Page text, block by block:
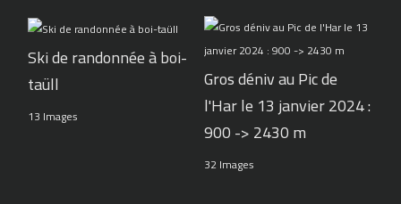
Ski de randonnée à boi-
taüll
13 Images
Gros déniv au Pic de
l'Har le 13 janvier 2024 :
900 -> 2430 m
32 Images